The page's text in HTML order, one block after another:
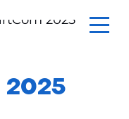
2025
2025